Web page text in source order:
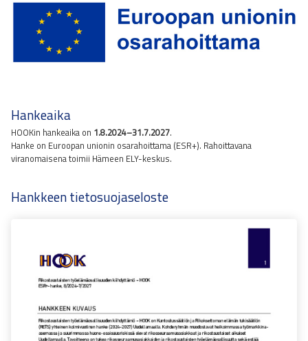
Hankeaika
HOOKin hankeaika on 1.8.2024–31.7.2027.
Hanke on Euroopan unionin osarahoittama (ESR+). Rahoittavana
viranomaisena toimii Hämeen ELY-keskus.
Hankkeen tietosuojaseloste